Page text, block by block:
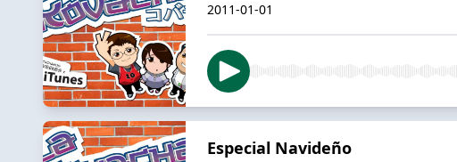
2011-01-01
Especial Navideño